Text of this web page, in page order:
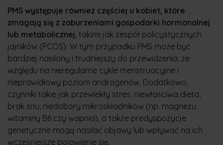
PMS występuje również częściej u kobiet, które
zmagają się z zaburzeniami gospodarki hormonalnej
lub metabolicznej, takimi jak zespół policystycznych
jajników (PCOS). W tym przypadku PMS może być
bardziej nasilony i trudniejszy do przewidzenia, ze
względu na nieregularne cykle menstruacyjne i
nieprawidłowy poziom androgenów. Dodatkowo,
czynniki takie jak przewlekły stres, niewłaściwa dieta,
brak snu, niedobory mikroskładników (np. magnezu,
witaminy B6 czy wapnia), a także predyspozycje
genetyczne mogą nasilać objawy lub wpływać na ich
wcześniejsze pojawienie się.